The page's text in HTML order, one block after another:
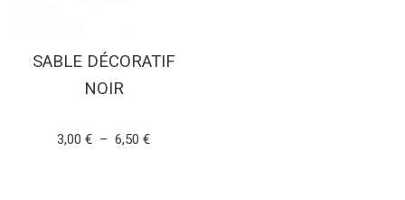
SABLE DÉCORATIF
NOIR
Note
5.00
3,00 € – 6,50 €